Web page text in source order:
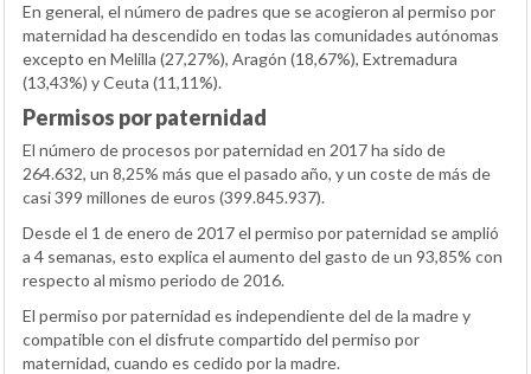
En general, el número de padres que se acogieron al permiso por
maternidad ha descendido en todas las comunidades autónomas
excepto en Melilla (27,27%), Aragón (18,67%), Extremadura
(13,43%) y Ceuta (11,11%).
Permisos por paternidad
El número de procesos por paternidad en 2017 ha sido de
264.632, un 8,25% más que el pasado año, y un coste de más de
casi 399 millones de euros (399.845.937).
Desde el 1 de enero de 2017 el permiso por paternidad se amplió
a 4 semanas, esto explica el aumento del gasto de un 93,85% con
respecto al mismo periodo de 2016.
El permiso por paternidad es independiente del de la madre y
compatible con el disfrute compartido del permiso por
maternidad, cuando es cedido por la madre.